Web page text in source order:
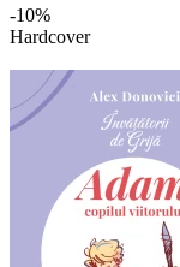
-10%
Hardcover